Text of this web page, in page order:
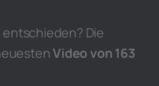
Die
Video von 163